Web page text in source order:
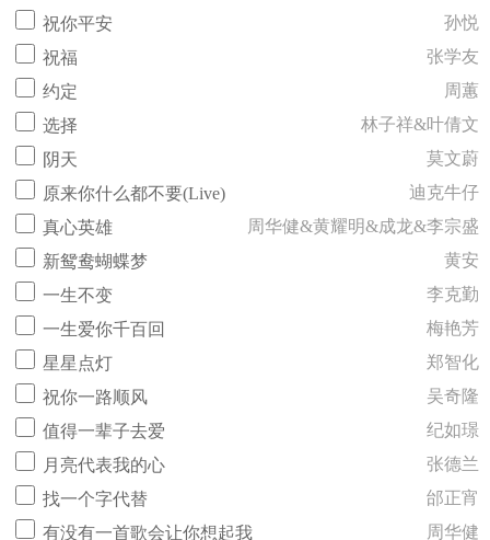
祝你平安
孙悦
祝福
张学友
约定
周蕙
选择
林子祥&叶倩文
阴天
莫文蔚
原来你什么都不要(Live)
迪克牛仔
真心英雄
周华健&黄耀明&成龙&李宗盛
新鸳鸯蝴蝶梦
黄安
一生不变
李克勤
一生爱你千百回
梅艳芳
星星点灯
郑智化
祝你一路顺风
吴奇隆
值得一辈子去爱
纪如璟
月亮代表我的心
张德兰
找一个字代替
邰正宵
有没有一首歌会让你想起我
周华健